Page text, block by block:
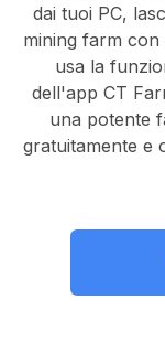
dai tuoi PC,
mining farm
usa la
dell'app CT
una potente
gratuitamente e